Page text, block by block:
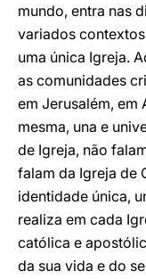
mundo, entra nas
variados
uma única Igreja.
as comunidades
em Jerusalém, em
mesma, una e
de Igreja, não
falam da Igreja de
identidade única,
realiza em cada
católica e
da sua vida e do